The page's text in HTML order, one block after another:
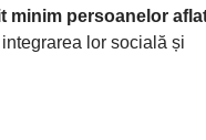
minim persoanelor
lor socială și